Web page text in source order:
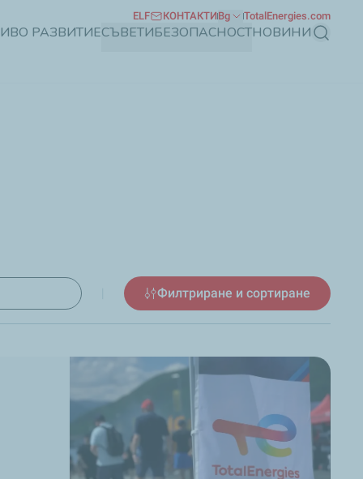
РАЗВИТИЕСЪВЕТИБЕЗОПАСНОСТНОВИНИ Търсене
ELF КОНТАКТИ Bg TotalEnergies.com
Филтриране и сортиране